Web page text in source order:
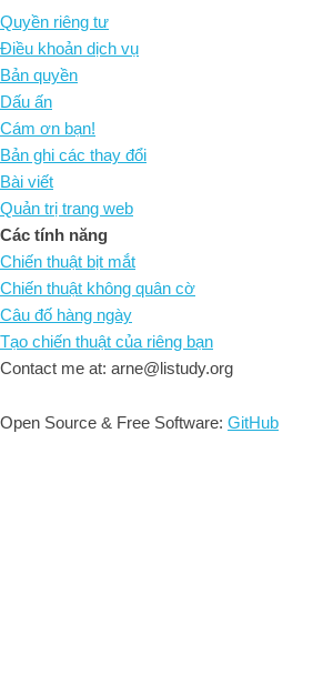
Quyền riêng tư
Điều khoản dịch vụ
Bản quyền
Dấu ấn
Cám ơn bạn!
Bản ghi các thay đổi
Bài viết
Quản trị trang web
Các tính năng
Chiến thuật bịt mắt
Chiến thuật không quân cờ
Câu đố hàng ngày
Tạo chiến thuật của riêng bạn
Contact me at: arne@listudy.org
Open Source & Free Software: GitHub